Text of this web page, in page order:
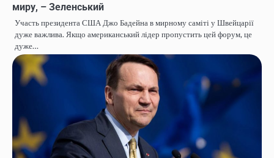
миру, – Зеленський
Участь президента США Джо Бадейна в мирному саміті у Швейцарії
дуже важлива. Якщо американський лідер пропустить цей форум, це
дуже…